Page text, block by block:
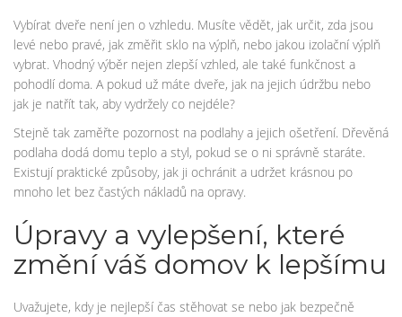
Vybírat dveře není jen o vzhledu. Musíte vědět, jak určit, zda jsou
levé nebo pravé, jak změřit sklo na výplň, nebo jakou izolační výplň
vybrat. Vhodný výběr nejen zlepší vzhled, ale také funkčnost a
pohodlí doma. A pokud už máte dveře, jak na jejich údržbu nebo
jak je natřít tak, aby vydržely co nejdéle?
Stejně tak zaměřte pozornost na podlahy a jejich ošetření. Dřevěná
podlaha dodá domu teplo a styl, pokud se o ni správně staráte.
Existují praktické způsoby, jak ji ochránit a udržet krásnou po
mnoho let bez častých nákladů na opravy.
Úpravy a vylepšení, které
změní váš domov k lepšímu
Uvažujete, kdy je nejlepší čas stěhovat se nebo jak bezpečně